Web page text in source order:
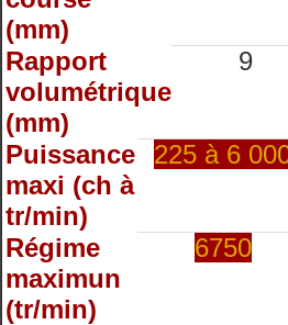
(mm)
Rapport
volumétrique
(mm)
9
Puissance
maxi (ch à
tr/min)
225 à 6
Régime
maximun
(tr/min)
6750